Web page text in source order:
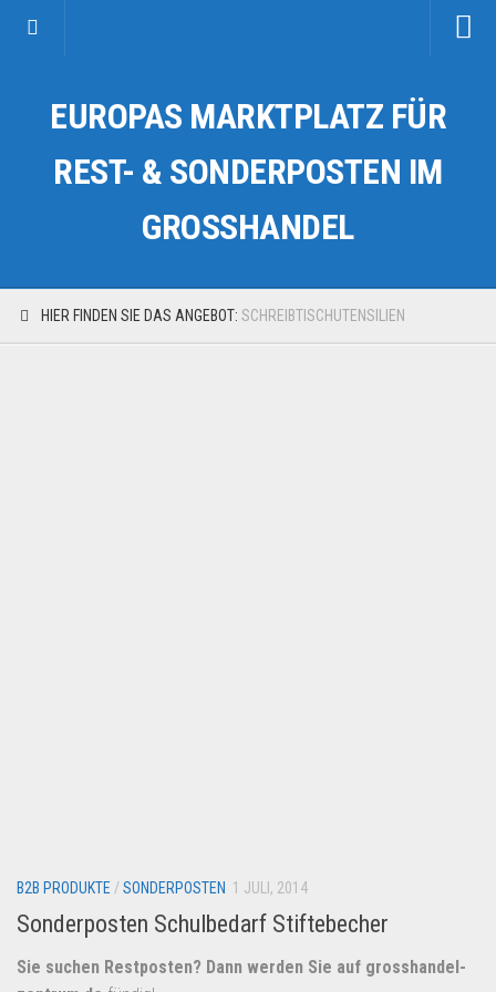
Kategorien
Auto & Motorrad
Fahrzeuge & Transport
eBay Restposten kaufen
Sonderposten-Angebote
Saison & Eventprodkte
EUROPAS MARKTPLATZ FÜR
REST- & SONDERPOSTEN IM
GROSSHANDEL
HIER FINDEN SIE DAS ANGEBOT: SCHREIBTISCHUTENSILIEN
B2B PRODUKTE /SONDERPOSTEN 1 JULI, 2014
Sonderposten Schulbedarf Stiftebecher
Sie suchen Restposten? Dann werden Sie auf grosshandel-